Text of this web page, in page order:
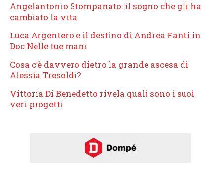
Angelantonio Stompanato: il sogno che gli ha
cambiato la vita
Luca Argentero e il destino di Andrea Fanti in
Doc Nelle tue mani
Cosa c’è davvero dietro la grande ascesa di
Alessia Tresoldi?
Vittoria Di Benedetto rivela quali sono i suoi
veri progetti